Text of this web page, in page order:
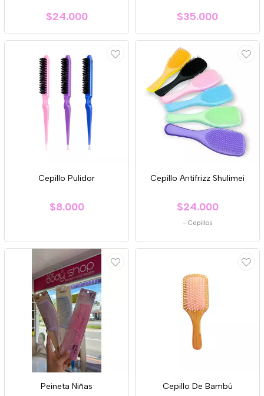
$24.000 $35.000
Cepillo Pulidor
$8.000
Cepillo Antifrizz Shulimei
$24.000
- Cepillos
Peineta Niñas Cepillo De Bambú